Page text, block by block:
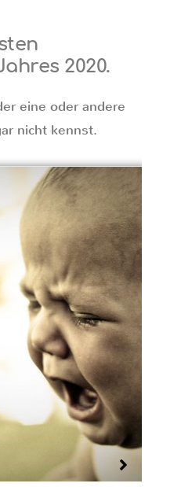
2020.
eine oder andere
nicht kennst.